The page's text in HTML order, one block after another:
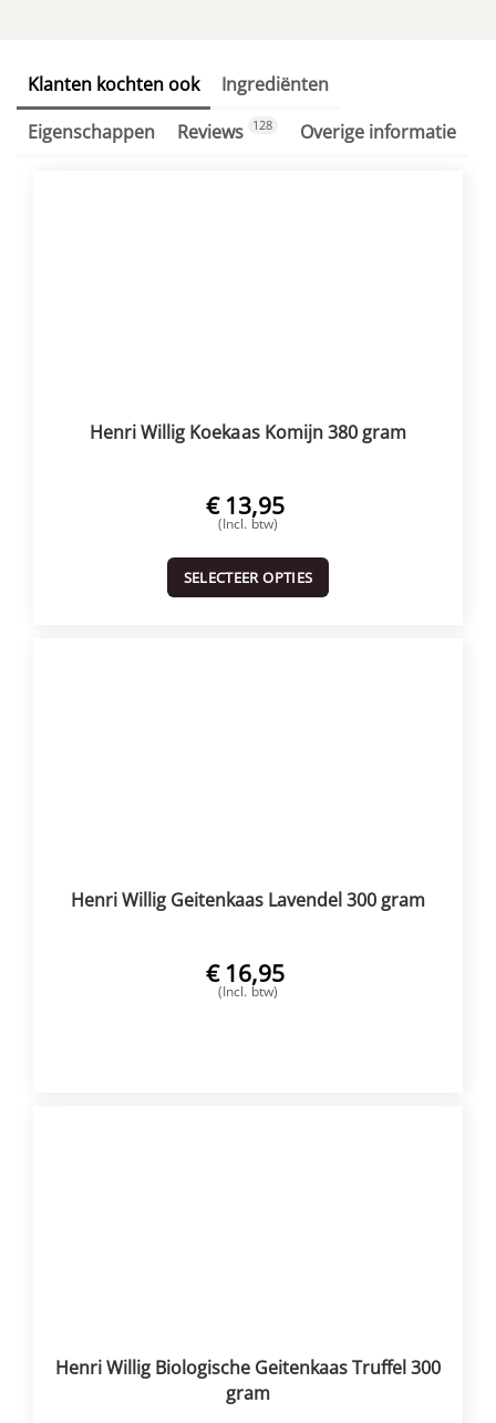
Klanten kochten ook
Ingrediënten
Eigenschappen
Reviews 128 Overige informatie
Henri Willig Koekaas Komijn 380 gram
€ 13,95
(Incl. btw)
SELECTEER OPTIES
Henri Willig Geitenkaas Lavendel 300 gram
€ 16,95
(Incl. btw)
Henri Willig Biologische Geitenkaas Truffel 300
gram